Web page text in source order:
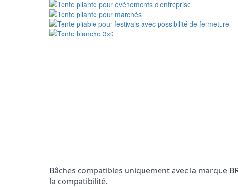
Bâches compatibles uniquement avec la marque
la compatibilité.